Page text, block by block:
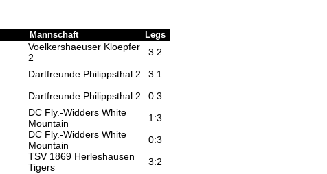
Mannschaft Legs
Voelkershaeuser Kloepfer
2
3:2
Dartfreunde Philippsthal 2
3:1
Dartfreunde Philippsthal 2
0:3
DC Fly.-Widders White
Mountain
1:3
DC Fly.-Widders White
Mountain
0:3
TSV 1869 Herleshausen
Tigers
3:2